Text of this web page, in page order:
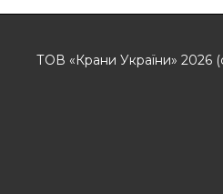
ТОВ «Крани України» 2026